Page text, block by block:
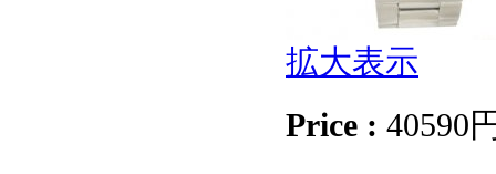
拡大表示
Price : 40590